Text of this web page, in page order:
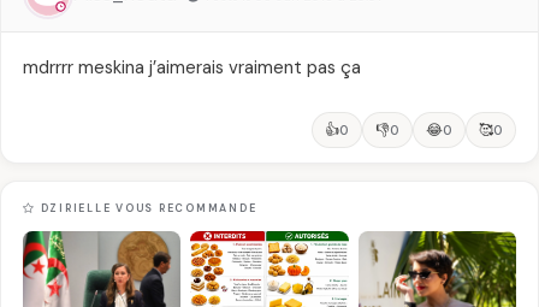
mdrrrr meskina j’aimerais vraiment pas ça
👍0 👎0 😂0 🥰0
DZIRIELLE VOUS RECOMMANDE